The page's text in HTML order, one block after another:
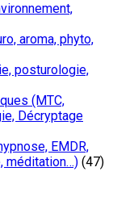
aroma, phyto,
posturologie,
(MTC,
Décryptage
EMDR,
méditation…) (47)